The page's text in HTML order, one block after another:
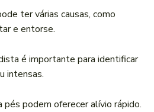
ter várias causas, como
e entorse.
é importante para identificar
intensas.
pés podem oferecer alívio rápido.